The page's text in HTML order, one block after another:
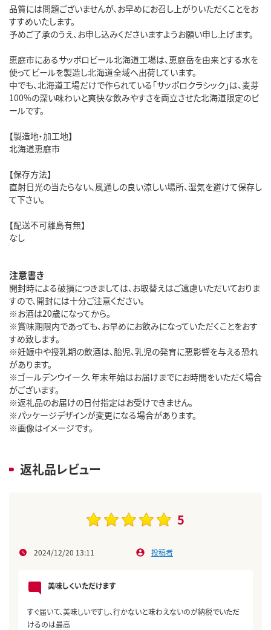
品質には問題ございませんが、お早めにお召し上がりいただくことをお
すすめいたします。
予めご了承のうえ、お申し込みくださいますようお願い申し上げます。
恵庭市にあるサッポロビール北海道工場は、恵庭岳を由来とする水を
使ってビールを製造し北海道全域へ出荷しています。
中でも、北海道工場だけで作られている「サッポロクラシック」は、麦芽
100%の深い味わいと爽快な飲みやすさを両立させた北海道限定のビ
ールです。
【製造地・加工地】
北海道恵庭市
【保存方法】
直射日光の当たらない、風通しの良い涼しい場所、湿気を避けて保存し
て下さい。
【配送不可離島有無】
なし
注意書き
開封時による破損につきましては、お取替えはご遠慮いただいておりま
すので、開封には十分ご注意ください。
※お酒は20歳になってから。
※賞味期限内であっても、お早めにお飲みになっていただくことをおす
すめ致します。
※妊娠中や授乳期の飲酒は、胎児、乳児の発育に悪影響を与える恐れ
があります。
※ゴールデンウイーク、年末年始はお届けまでにお時間をいただく場合
がございます。
※返礼品のお届けの日付指定はお受けできません。
※パッケージデザインが変更になる場合があります。
※画像はイメージです。
返礼品レビュー
5
2024/12/20 13:11 投稿者
美味しくいただけます
すぐ届いて、美味しいですし、行かないと味わえないのが納税でいただ
けるのは最高